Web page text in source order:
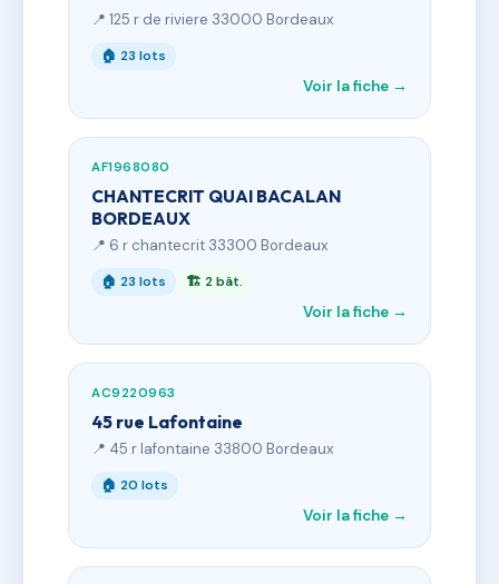
📍 125 r de riviere 33000 Bordeaux
🏠 23 lots
Voir la fiche →
AF1968080
CHANTECRIT QUAI BACALAN
BORDEAUX
📍 6 r chantecrit 33300 Bordeaux
🏠 23 lots 🏗 2 bât.
Voir la fiche →
AC9220963
45 rue Lafontaine
📍 45 r lafontaine 33800 Bordeaux
🏠 20 lots
Voir la fiche →